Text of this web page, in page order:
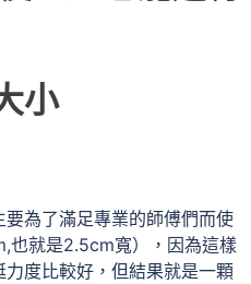
小
為了滿足專業的師傅們而使
也就是2.5cm寬），因為這樣
度比較好，但結果就是一顆